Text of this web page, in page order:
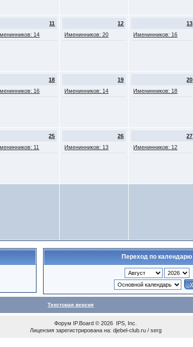
11
14
12
Именинников: 20
13
Именинников: 16
18
16
19
Именинников: 14
20
Именинников: 18
25
11
26
Именинников: 13
27
Именинников: 12
Переход по календарю
Текстовая версия
Форум IP.Board © 2026 IPS, Inc
Лицензия зарегистрирована на: djebel-club.ru / serg